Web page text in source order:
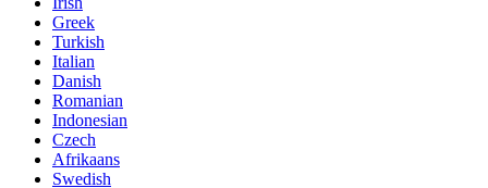
Greek
Turkish
Italian
Danish
Romanian
Indonesian
Czech
Afrikaans
Swedish